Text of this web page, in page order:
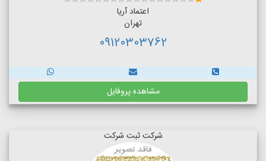
اعتماد آریا
تهران
09120303762
مشاهده پروفایل
شرکت ثبت شرکت